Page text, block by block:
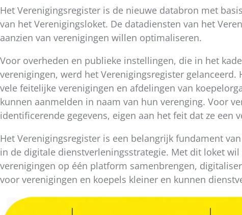
Het Verenigingsregister is de nieuwe databron met
van het Verenigingsloket. De datadiensten van het
aanzien van verenigingen willen optimaliseren.
Voor overheden en publieke instellingen, die in het
verenigingen, werd het Verenigingsregister
vele feitelijke verenigingen en afdelingen van
kunnen aanmelden in naam van hun verenging. Voor
identificerende gegevens, eigen aan het feit dat ze een
Het Verenigingsregister is een belangrijk fundament
in de digitale dienstverleningsstrategie. Met dit loket
verenigingen op één platform samenbrengen,
voor verenigingen en koepels kleiner en kunnen